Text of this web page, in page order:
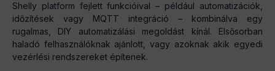
Shelly platform fejlett funkcióival – például automatizációk,
időzítések vagy MQTT integráció – kombinálva egy
rugalmas, DIY automatizálási megoldást kínál. Elsősorban
haladó felhasználóknak ajánlott, vagy azoknak akik egyedi
vezérlési rendszereket építenek.